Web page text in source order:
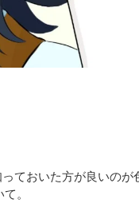
ておいた方が良いの
。